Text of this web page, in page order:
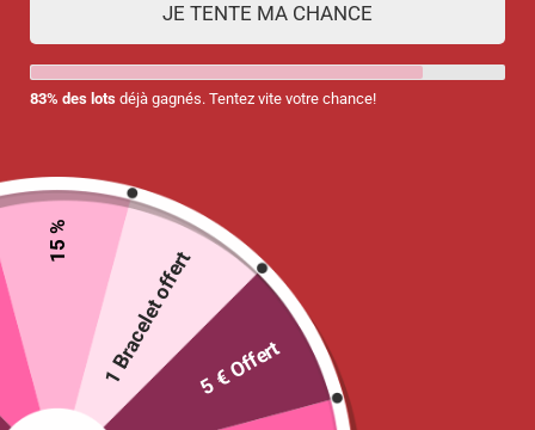
Pile CR2025 pour Montre Infirmière
Digitale
JE TENTE MA CHANCE
83% des lots déjà gagnés. Tentez vite votre chance!
15 %
1 Bracelet offert5 € Offert